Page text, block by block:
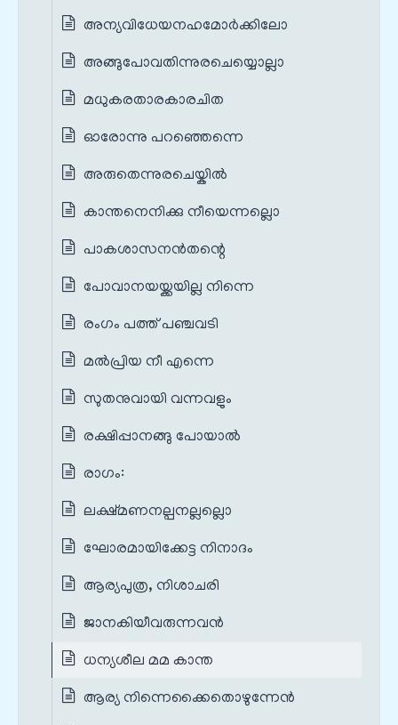
അന്യവിധേയനഹമോർക്കിലോ
അങ്ങുപോവതിന്നുരചെയ്യൊല്ലാ
മധുകരതാരകാരചിത
ഓരോന്നു പറഞ്ഞെന്നെ
അരുതെന്നുരചെയ്കിൽ
കാന്തനെനിക്കു നീയെന്നല്ലൊ
പാകശാസനൻതന്റെ
പോവാനയയ്ക്കയില്ല നിന്നെ
രംഗം പത്ത് പഞ്ചവടി
മൽപ്രിയ നീ എന്നെ
സുതനുവായി വന്നവളും
രക്ഷിപ്പാനങ്ങു പോയാൽ
രാഗം:
ലക്ഷ്മണനല്പനല്ലല്ലൊ
ഘോരമായിക്കേട്ട നിനാദം
ആര്യപുത്ര, നിശാചരി
ജാനകിയീവരുന്നവൻ
ധന്യശീല മമ കാന്ത
ആര്യ നിന്നെക്കൈതൊഴുന്നേൻ